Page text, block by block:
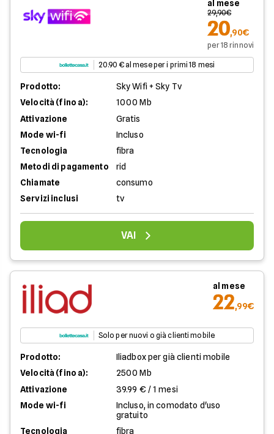
al mese
29,90€
20,90€
per 18 rinnovi
20.90 € al mese per i primi 18 mesi
Prodotto:
Sky Wifi + Sky Tv
Velocità (fino a):
1000 Mb
Attivazione
Gratis
Mode wi-fi
Incluso
Tecnologia
fibra
Metodi di pagamento
rid
Chiamate
consumo
Servizi inclusi
tv
VAI
al mese
22,99€
Solo per nuovi o già clienti mobile
Prodotto:
Iliadbox per già clienti mobile
Velocità (fino a):
2500 Mb
Attivazione
39.99 € / 1 mesi
Mode wi-fi
Incluso, in comodato d'uso
gratuito
Tecnologia
fibra